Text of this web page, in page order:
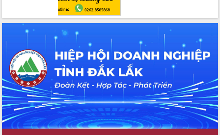
doanh nghiệp làm thước đo phục vụ
Đảm bảo công tác bầu cử triển khai
đúng tiến độ, quy trình theo luật định
Ban Tuyên giáo và Dân vận Trung ương
tập huấn công tác khoa giáo năm 2025
Đắk Lắk hưởng ứng Ngày Pháp luật
Việt Nam 2025 và biểu dương 25 tập
thể, cá nhân tiêu biểu
Hội nghị lần thứ nhất Ban Chỉ đạo
công tác bầu cử tỉnh Đắk Lắk
Hội nghị UBND tỉnh thường kỳ tháng
10 năm 2025